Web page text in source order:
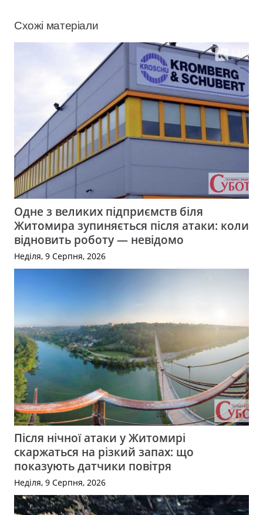
Схожі матеріали
Одне з великих підприємств біля
Житомира зупиняється після атаки: коли
відновить роботу — невідомо
Неділя, 9 Серпня, 2026
Після нічної атаки у Житомирі
скаржаться на різкий запах: що
показують датчики повітря
Неділя, 9 Серпня, 2026